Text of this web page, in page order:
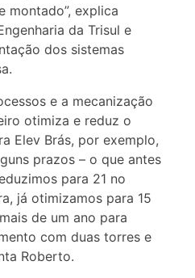
montado”, explica
da Trisul e
dos sistemas
e a mecanização
otimiza e reduz o
Elev Brás, por exemplo,
prazos – o que antes
para 21 no
já otimizamos para 15
de um ano para
com duas torres e
Roberto.